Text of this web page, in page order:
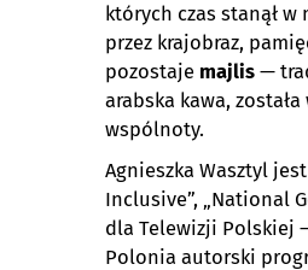
których czas stanął
przez krajobraz,
pozostaje majlis —
arabska kawa,
wspólnoty.
Agnieszka Wasztyl
Inclusive”, „National
dla Telewizji Polskiej
Polonia autorski